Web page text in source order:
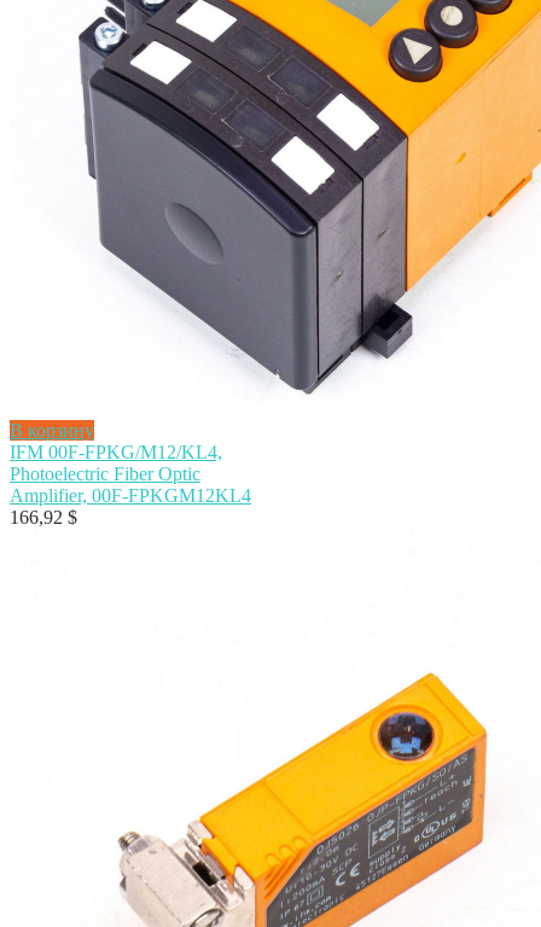
В корзину
IFM 00F-FPKG/M12/KL4,
Photoelectric Fiber Optic
Amplifier, 00F-FPKGM12KL4
166,92 $